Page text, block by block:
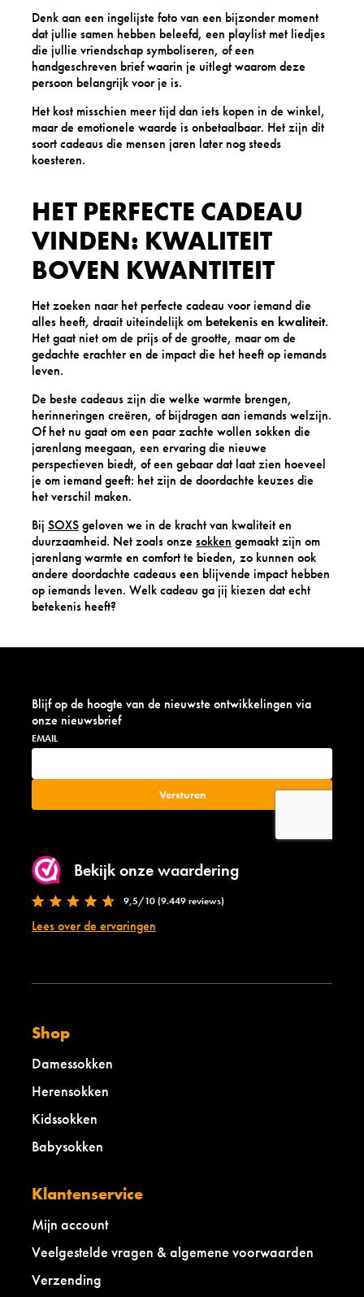
Denk aan een ingelijste foto van een bijzonder moment
dat jullie samen hebben beleefd, een playlist met liedjes
die jullie vriendschap symboliseren, of een
handgeschreven brief waarin je uitlegt waarom deze
persoon belangrijk voor je is.
Het kost misschien meer tijd dan iets kopen in de winkel,
maar de emotionele waarde is onbetaalbaar. Het zijn dit
soort cadeaus die mensen jaren later nog steeds
koesteren.
HET PERFECTE CADEAU
VINDEN: KWALITEIT
BOVEN KWANTITEIT
Het zoeken naar het perfecte cadeau voor iemand die
alles heeft, draait uiteindelijk om betekenis en kwaliteit.
Het gaat niet om de prijs of de grootte, maar om de
gedachte erachter en de impact die het heeft op iemands
leven.
De beste cadeaus zijn die welke warmte brengen,
herinneringen creëren, of bijdragen aan iemands welzijn.
Of het nu gaat om een paar zachte wollen sokken die
jarenlang meegaan, een ervaring die nieuwe
perspectieven biedt, of een gebaar dat laat zien hoeveel
je om iemand geeft: het zijn de doordachte keuzes die
het verschil maken.
Bij SOXSgeloven we in de kracht van kwaliteit en
duurzaamheid. Net zoals onze sokken gemaakt zijn om
jarenlang warmte en comfort te bieden, zo kunnen ook
andere doordachte cadeaus een blijvende impact hebben
op iemands leven. Welk cadeau ga jij kiezen dat echt
betekenis heeft?
Blijf op de hoogte van de nieuwste ontwikkelingen via
onze nieuwsbrief
Bekijk onze waardering
9,5/10 (9.449 reviews)
Lees over de ervaringen
Shop
Damessokken
Herensokken
Kidssokken
Babysokken
Klantenservice
Mijn account
Veelgestelde vragen & algemene voorwaarden
Verzending